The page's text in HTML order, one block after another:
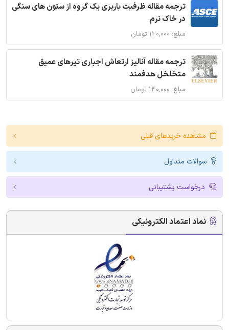
ترجمه مقاله ظرفیت باربری یک گروه از ستون های سنگی
در خاک نرم
مبلغ: ۱۲۰,۰۰۰ تومان
ترجمه مقاله آنالیز ارتعاش اجباری تیرهای عمیق
متخلخل هدفمند
مبلغ: ۱۴۰,۰۰۰ تومان
مشاهده خریدهای قبلی
سوالات متداول
درخواست پشتیبانی
نماد اعتماد الکترونیکی